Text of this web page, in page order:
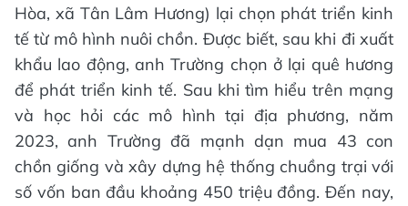
Hòa, xã Tân Lâm Hương) lại chọn phát triển kinh
tế từ mô hình nuôi chồn. Được biết, sau khi đi xuất
khẩu lao động, anh Trường chọn ở lại quê hương
để phát triển kinh tế. Sau khi tìm hiểu trên mạng
và học hỏi các mô hình tại địa phương, năm
2023, anh Trường đã mạnh dạn mua 43 con
chồn giống và xây dựng hệ thống chuồng trại với
số vốn ban đầu khoảng 450 triệu đồng. Đến nay,